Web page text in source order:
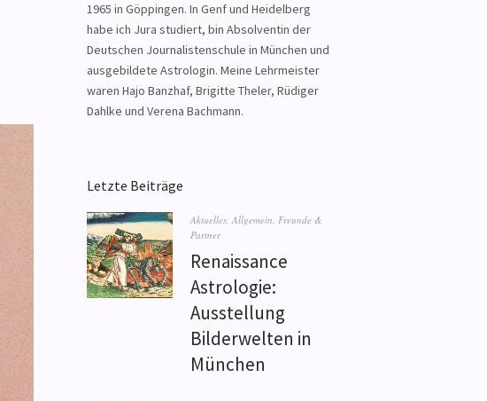
1965 in Göppingen. In Genf und Heidelberg
habe ich Jura studiert, bin Absolventin der
Deutschen Journalistenschule in München und
ausgebildete Astrologin. Meine Lehrmeister
waren Hajo Banzhaf, Brigitte Theler, Rüdiger
Dahlke und Verena Bachmann.
Letzte Beiträge
Aktuelles, Allgemein, Freunde &
Partner
Renaissance
Astrologie:
Ausstellung
Bilderwelten in
München